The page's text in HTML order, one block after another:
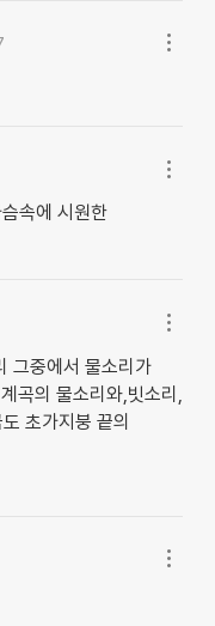
속에 시원한
그중에서 물소리가
곡의 물소리와,빗소리,
초가지붕 끝의